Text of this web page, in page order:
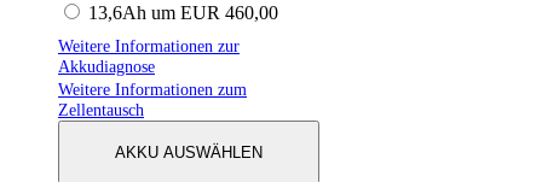
13,6Ah um EUR 460,00
Weitere Informationen zur
Akkudiagnose
Weitere Informationen zum
Zellentausch
AKKU AUSWÄHLEN